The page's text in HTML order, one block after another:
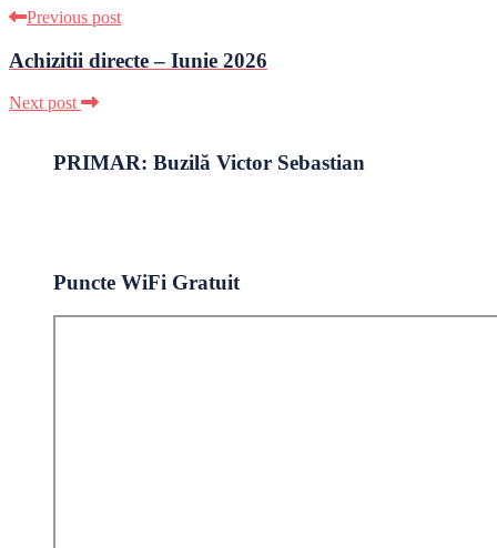
Previous post
Achizitii directe – Iunie 2026
Next post
PRIMAR: Buzilă Victor Sebastian
Puncte WiFi Gratuit